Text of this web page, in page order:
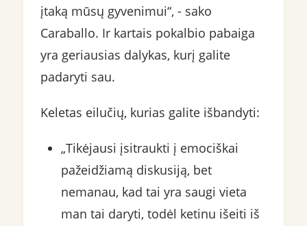
įtaką mūsų gyvenimui“, - sako
Caraballo. Ir kartais pokalbio pabaiga
yra geriausias dalykas, kurį galite
padaryti sau.
Keletas eilučių, kurias galite išbandyti:
„Tikėjausi įsitraukti į emociškai
pažeidžiamą diskusiją, bet
nemanau, kad tai yra saugi vieta
man tai daryti, todėl ketinu išeiti iš